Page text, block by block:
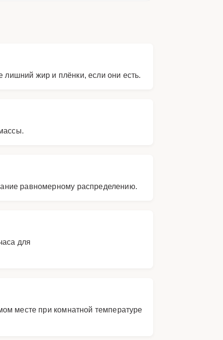
жир и плёнки, если они есть.
равномерному распределению.
для
месте при комнатной температуре